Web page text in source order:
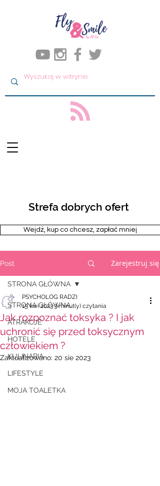
Strefa dobrych ofert
Wejdż, kup co chcesz, zapłać mniej
Post Zarejestruj się
STRONA GŁÓWNA
ATRAKCJE
HOTELE
KULINARIA
LIFESTYLE
MOJA TOALETKA
STRONA GŁÓWNA
Jak rozpoznać toksyka ? I jak
uchronić się przed toksycznym
człowiekiem ?
PSYCHOLOG RADZI
15 kwi 20233 minut(y) czytania
Zaktualizowano: 20 sie 2023